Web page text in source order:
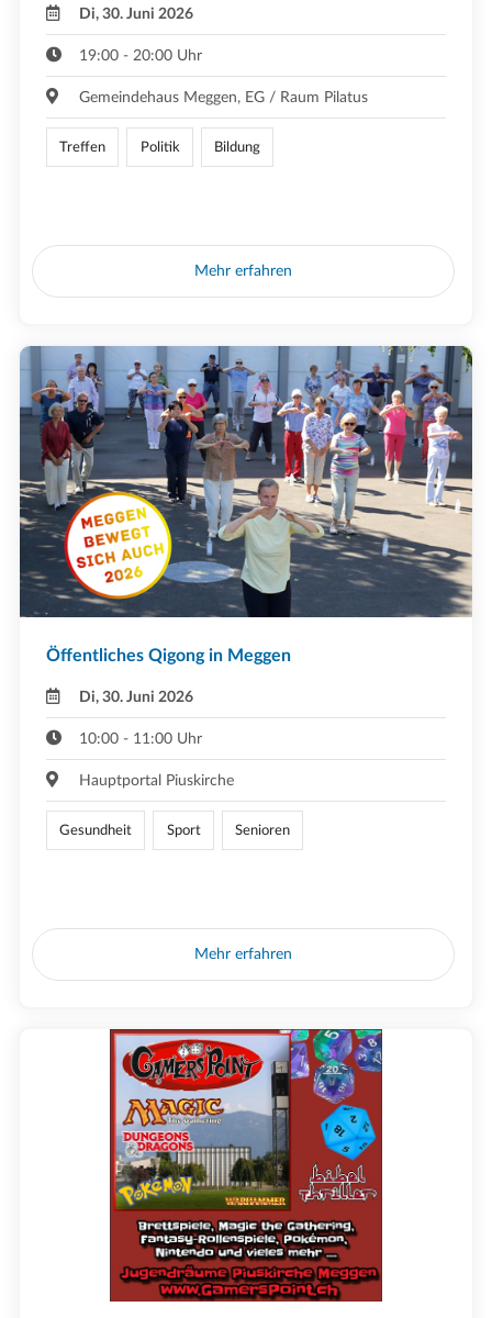
Di, 30. Juni 2026
19:00 - 20:00 Uhr
Gemeindehaus Meggen, EG / Raum Pilatus
Treffen Politik Bildung
Mehr erfahren
Öffentliches Qigong in Meggen
Di, 30. Juni 2026
10:00 - 11:00 Uhr
Hauptportal Piuskirche
Gesundheit Sport Senioren
Mehr erfahren